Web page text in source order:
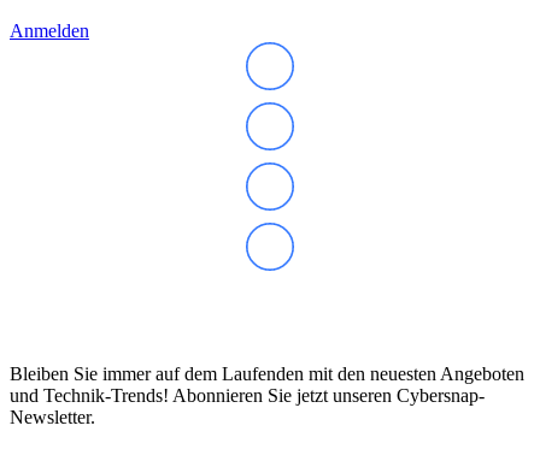
Anmelden
Bleiben Sie immer auf dem Laufenden mit den neuesten Angeboten
und Technik-Trends! Abonnieren Sie jetzt unseren Cybersnap-
Newsletter.